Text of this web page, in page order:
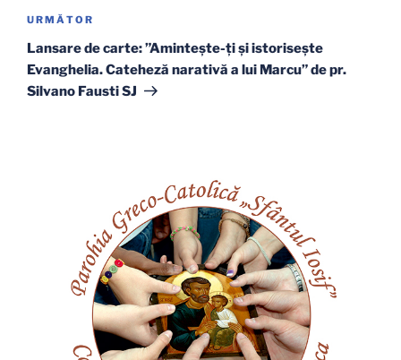
Articolul
următor
URMĂTOR
Lansare de carte: ”Aminteşte-ţi şi istoriseşte
Evanghelia. Cateheză narativă a lui Marcu” de pr.
Silvano Fausti SJ